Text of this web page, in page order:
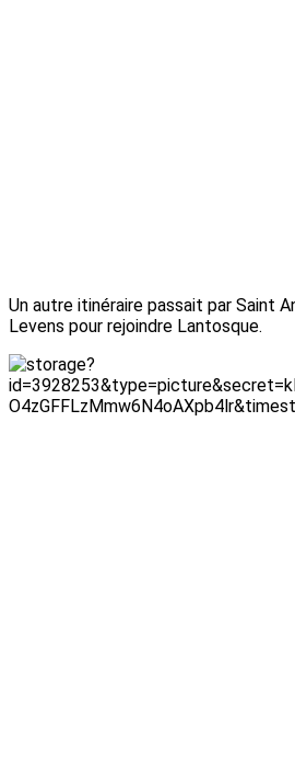
Un autre itinéraire passait par Saint
Levens pour rejoindre Lantosque.